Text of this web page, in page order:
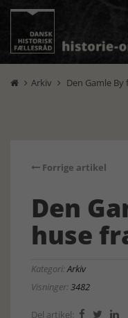
 Arkiv  Den Gamle By
Forrige artikel
Den
huse
Kategori:Arkiv
Visninger:3482
Del artikel:   